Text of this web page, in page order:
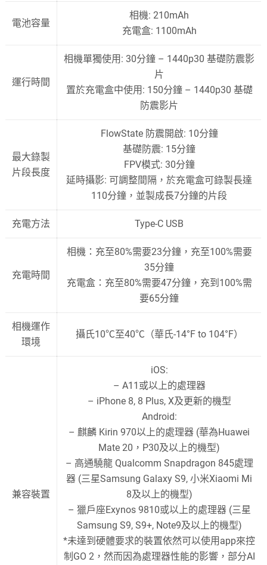
電池容量
相機: 210mAh
充電盒: 1100mAh
運行時間
相機單獨使用: 30分鐘 – 1440p30 基礎防震影
片
置於充電盒中使用: 150分鐘 – 1440p30 基礎
防震影片
最大錄製
片段長度
FlowState 防震開啟: 10分鐘
基礎防震: 15分鐘
FPV模式: 30分鐘
延時攝影: 可調整間隔，於充電盒可錄製長達
110分鐘，並製成長7分鐘的片段
充電方法 Type-C USB
充電時間
相機：充至80%需要23分鐘，充至100%需要
35分鐘
充電盒：充至80%需要47分鐘，充到100%需
要65分鐘
相機運作
環境
攝氏10℃至40℃（華氏-14°F to 104°F）
兼容裝置
iOS:
– A11或以上的處理器
– iPhone 8, 8 Plus, X及更新的機型
Android:
– 麒麟 Kirin 970以上的處理器 (華為Huawei
Mate 20，P30及以上的機型)
– 高通驍龍 Qualcomm Snapdragon 845處理
器 (三星Samsung Galaxy S9, 小米Xiaomi Mi
8及以上的機型)
– 獵戶座Exynos 9810或以上的處理器 (三星
Samsung S9, S9+, Note9及以上的機型)
*未達到硬體要求的裝置依然可以使用app來控
制GO 2，然而因為處理器性能的影響，部分AI